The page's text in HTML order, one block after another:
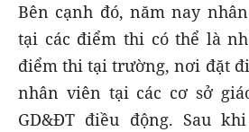
Bên cạnh đó, năm nay
tại các điểm thi có thể là
điểm thi tại trường, nơi đặt
nhân viên tại các cơ sở
GD&ĐT điều động. Sau